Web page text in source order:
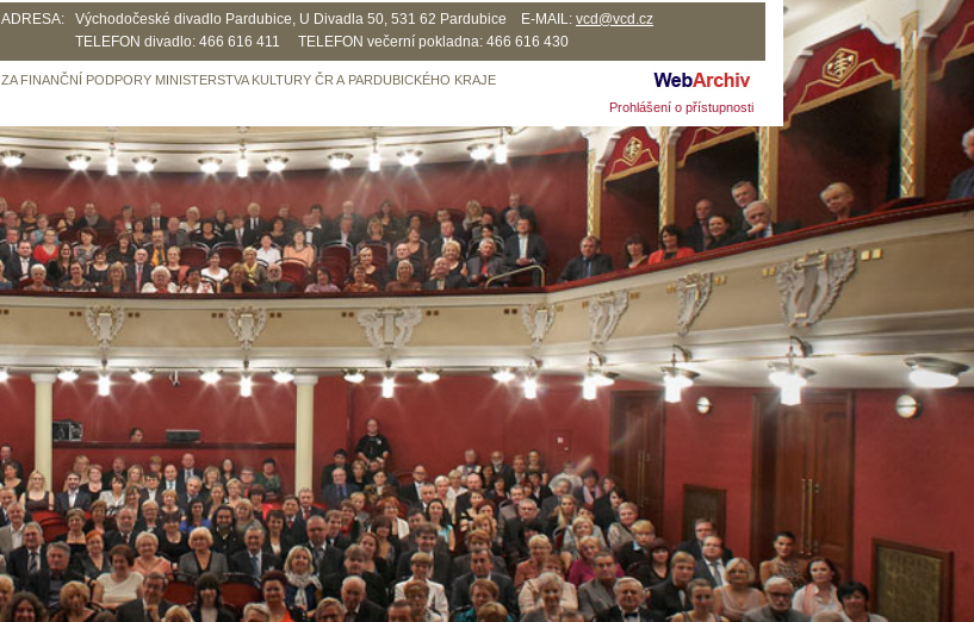
ADRESA: Východočeské divadlo Pardubice, U Divadla 50, 531 62 Pardubice E-MAIL: vcd@vcd.cz
TELEFON divadlo: 466 616 411 TELEFON večerní pokladna: 466 616 430
ZA FINANČNÍ PODPORY MINISTERSTVA KULTURY ČR A PARDUBICKÉHO KRAJE
Prohlášení o přístupnosti